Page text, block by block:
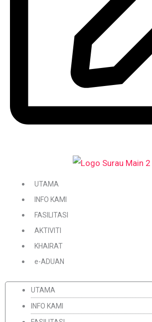
UTAMA
INFO KAMI
FASILITASI
AKTIVITI
KHAIRAT
e-ADUAN
UTAMA
INFO KAMI